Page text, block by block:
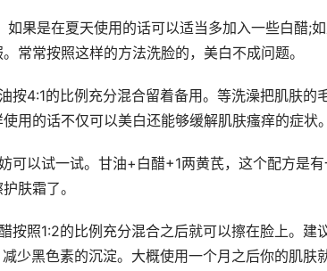
果是在夏天使用的话可以适当多加入一些白醋;
常常按照这样的方法洗脸的，美白不成问题。
按4:1的比例充分混合留着备用。等洗澡把肌肤的
用的话不仅可以美白还能够缓解肌肤瘙痒的症状
可以试一试。甘油+白醋+1两黄芪，这个配方是
肤霜了。
按照1:2的比例充分混合之后就可以擦在脸上。建
少黑色素的沉淀。大概使用一个月之后你的肌肤